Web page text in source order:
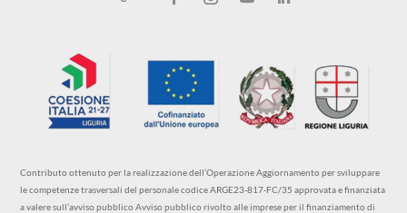
Contributo ottenuto per la realizzazione dell’Operazione Aggiornamento per sviluppare
le competenze trasversali del personale codice ARGE23-817-FC/35 approvata e finanziata
a valere sull’avviso pubblico Avviso pubblico rivolto alle imprese per il finanziamento di